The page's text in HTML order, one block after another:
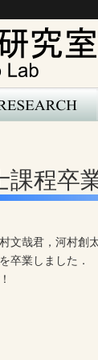
課程卒
文哉君，河村創
卒業しました．